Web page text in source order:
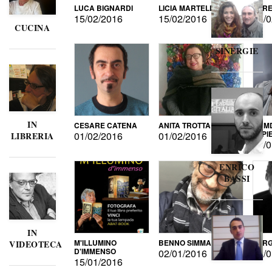
CUCINA
IN
LIBRERIA
IN
VIDEOTECA
LUCA BIGNARDI
15/02/2016
LICIA MARTELLI
15/02/2016 15/
CESARE CATENA
01/02/2016
ANITA TROTTA
01/02/2016 DI
15/
M'ILLUMINO
D'IMMENSO
15/01/2016
BENNO SIMMA
02/01/2016
SINERGIE
ENRICO
BASSI